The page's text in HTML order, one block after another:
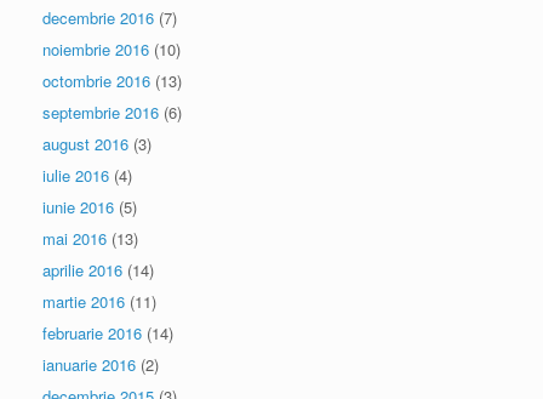
decembrie 2016 (7)
noiembrie 2016 (10)
octombrie 2016 (13)
septembrie 2016 (6)
august 2016 (3)
iulie 2016 (4)
iunie 2016 (5)
mai 2016 (13)
aprilie 2016 (14)
martie 2016 (11)
februarie 2016 (14)
ianuarie 2016 (2)